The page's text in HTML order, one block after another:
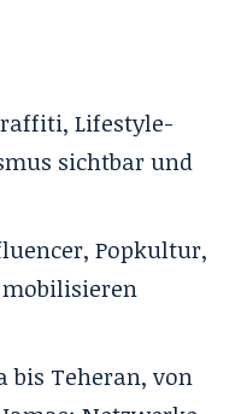
Lifestyle-
sichtbar und
Popkultur,
bis Teheran, von